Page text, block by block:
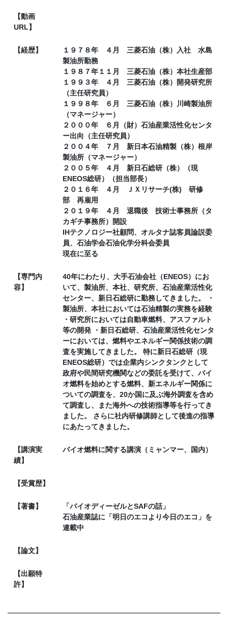
【動画
URL】
【経歴】
１９７８年 ４月 三菱石油（株）入社 水島
製油所勤務
１９８７年１１月 三菱石油（株）本社生産部
１９９３年 ４月 三菱石油（株）開発研究所
（主任研究員）
１９９８年 ６月 三菱石油（株）川崎製油所
（マネージャー）
２０００年 ６月（財）石油産業活性化センタ
ー出向（主任研究員）
２００４年 ７月 新日本石油精製（株）根岸
製油所（マネージャー）
２００５年 ４月 新日石総研（株）（現
ENEOS総研）（担当部長）
２０１６年 ４月 ＪＸリサーチ(株) 研修
部 再雇用
２０１９年 ４月 退職後 技術士事務所（タ
カギチ事務所）開設
IHテクノロジー社顧問、オルタナ誌客員論説委
員、石油学会石油化学分科会委員
現在に至る
【専門内
容】
40年にわたり、大手石油会社（ENEOS）にお
いて、製油所、本社、研究所、石油産業活性化
センター、新日石総研に勤務してきました。 ・
製油所、本社においては石油精製の実務を経験
・研究所においては自動車燃料、アスファルト
等の開発 ・新日石総研、石油産業活性化センタ
ーにおいては、燃料やエネルギー関係技術の調
査を実施してきました。 特に新日石総研（現
ENEOS総研）では企業内シンクタンクとして
政府や民間研究機関などの委託を受けて、バイ
オ燃料を始めとする燃料、新エネルギー関係に
ついての調査を、20か国に及ぶ海外調査を含め
て調査し、また海外への技術指導等を行ってき
ました。 さらに社内研修講師として後進の指導
にあたってきました。
【講演実
績】
バイオ燃料に関する講演（ミャンマー、国内）
【受賞歴】
【著書】
「バイオディーゼルとSAFの話」
石油産業誌に「明日のエコより今日のエコ」を
連載中
【論文】
【出願特
許】